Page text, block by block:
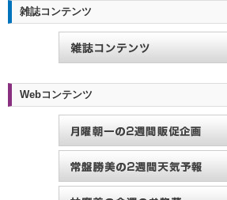
雑誌コンテンツ
Webコンテンツ